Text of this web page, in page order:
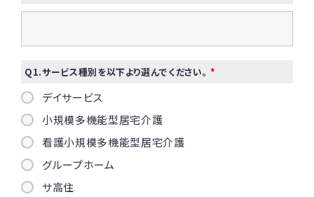
Q1.サービス種別を以下より選んでください。 *
デイサービス
小規模多機能型居宅介護
看護小規模多機能型居宅介護
グループホーム
サ高住